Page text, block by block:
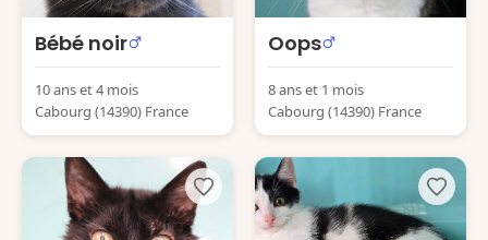
Bébé noir
10 ans et 4 mois
Cabourg (14390) France
Oops
8 ans et 1 mois
Cabourg (14390) France